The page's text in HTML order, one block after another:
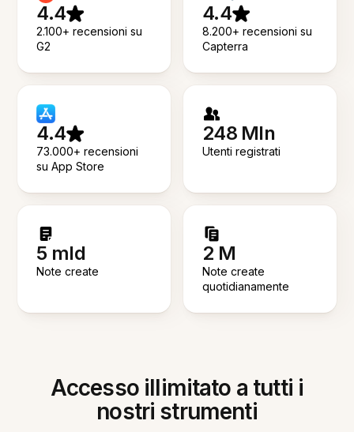
4.4
2.100+ recensioni su
G2
4.4
8.200+ recensioni su
Capterra
4.4
73.000+ recensioni
su App Store
248 Mln
Utenti registrati
5 mld
Note create
2 M
Note create
quotidianamente
Accesso illimitato a tutti i
nostri strumenti